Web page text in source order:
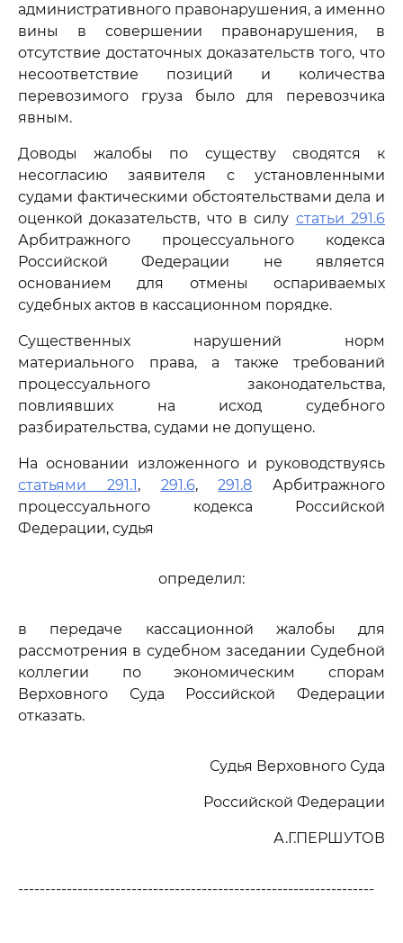
административного правонарушения, а именно
вины в совершении правонарушения, в
отсутствие достаточных доказательств того, что
несоответствие позиций и количества
перевозимого груза было для перевозчика
явным.
Доводы жалобы по существу сводятся к
несогласию заявителя с установленными
судами фактическими обстоятельствами дела и
оценкой доказательств, что в силу статьи 291.6
Арбитражного процессуального кодекса
Российской Федерации не является
основанием для отмены оспариваемых
судебных актов в кассационном порядке.
Существенных нарушений норм
материального права, а также требований
процессуального законодательства,
повлиявших на исход судебного
разбирательства, судами не допущено.
На основании изложенного и руководствуясь
статьями 291.1, 291.6,291.8 Арбитражного
процессуального кодекса Российской
Федерации, судья
определил:
в передаче кассационной жалобы для
рассмотрения в судебном заседании Судебной
коллегии по экономическим спорам
Верховного Суда Российской Федерации
отказать.
Судья Верховного Суда
Российской Федерации
А.Г.ПЕРШУТОВ
------------------------------------------------------------------